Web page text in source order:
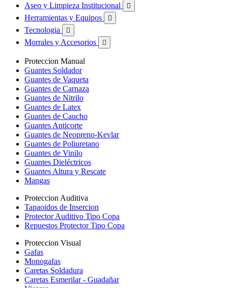
Aseo y Limpieza Institucional 
Herramientas y Equipos 
Tecnologia 
Morrales y Accesorios 
Proteccion Manual
Guantes Soldador
Guantes de Vaqueta
Guantes de Carnaza
Guantes de Nitrilo
Guantes de Latex
Guantes de Caucho
Guantes Anticorte
Guantes de Neopreno-Kevlar
Guantes de Poliuretano
Guantes de Vinilo
Guantes Dieléctricos
Guantes Altura y Rescate
Mangas
Proteccion Auditiva
Tapaoidos de Insercion
Protector Auditivo Tipo Copa
Repuestos Protector Tipo Copa
Proteccion Visual
Gafas
Monogafas
Caretas Soldadura
Caretas Esmerilar - Guadañar